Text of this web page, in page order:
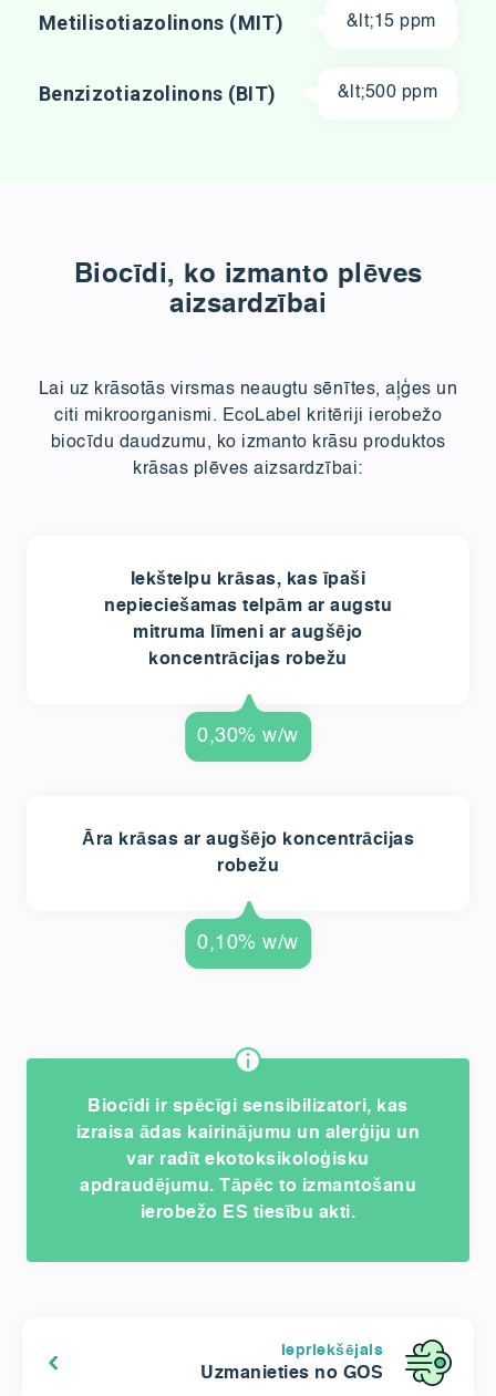
Metilisotiazolinons (MIT) &lt;15 ppm
Benzizotiazolinons (BIT) &lt;500 ppm
Biocīdi, ko izmanto plēves
aizsardzībai
Lai uz krāsotās virsmas neaugtu sēnītes, aļģes un
citi mikroorganismi. EcoLabel kritēriji ierobežo
biocīdu daudzumu, ko izmanto krāsu produktos
krāsas plēves aizsardzībai:
Iekštelpu krāsas, kas īpaši
nepieciešamas telpām ar augstu
mitruma līmeni ar augšējo
koncentrācijas robežu
0,30% w/w
Āra krāsas ar augšējo koncentrācijas
robežu
0,10% w/w
Biocīdi ir spēcīgi sensibilizatori, kas
izraisa ādas kairinājumu un alerģiju un
var radīt ekotoksikoloģisku
apdraudējumu. Tāpēc to izmantošanu
ierobežo ES tiesību akti.
Iepriekšējais
Uzmanieties no GOS